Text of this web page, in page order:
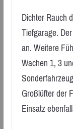
Dichter Rauch
Tiefgarage.
an. Weitere
Wachen 1, 3
Großlüfter der
Einsatz